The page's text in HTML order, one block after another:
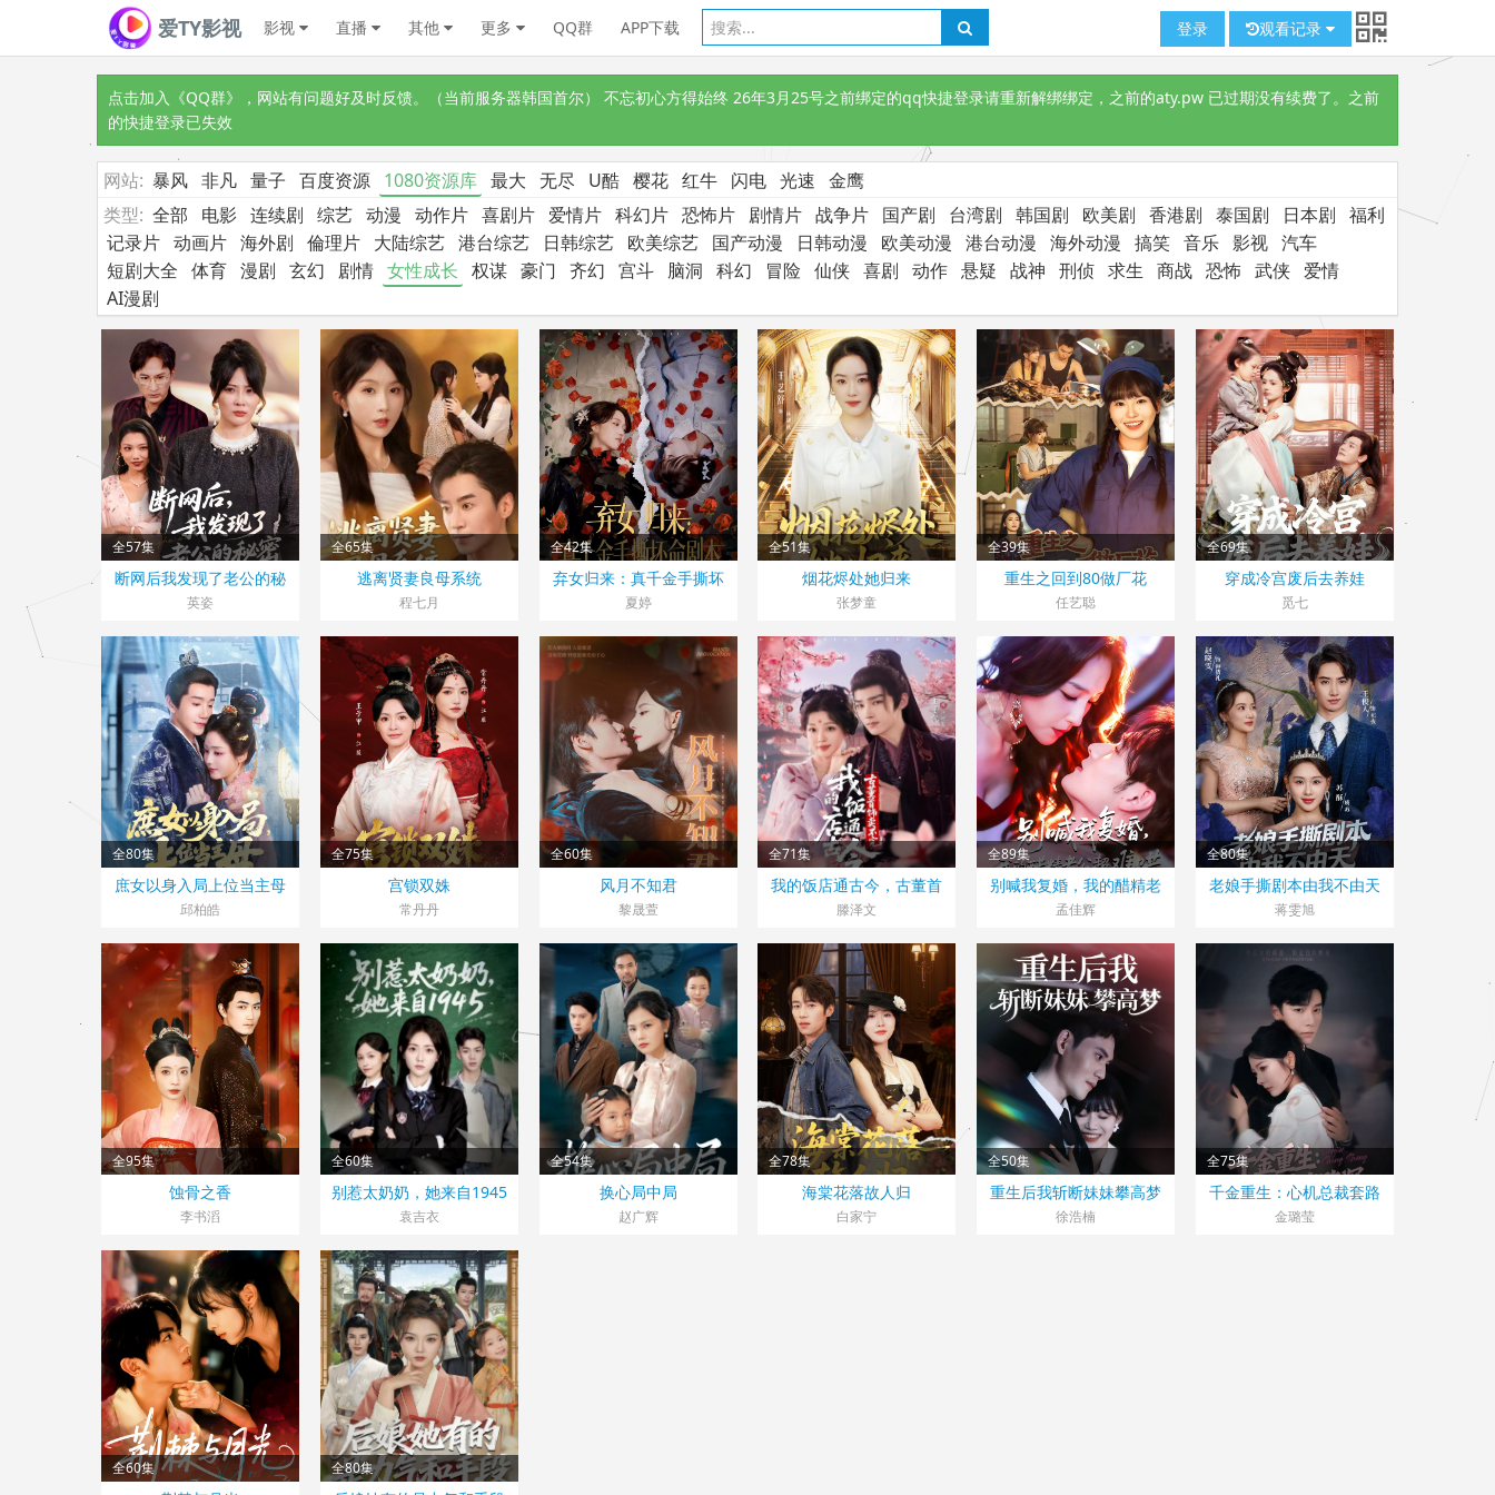
爱TY影视 影视 直播 其他 更多 QQ群 APP下载 登录 观看记录
点击加入《QQ群》
，网站有问题好及时反馈。（当前服务器韩国首尔） 不忘初心方得始终 26年3月25号之前绑定的qq快捷登录请重新解绑绑定，之前的aty.pw 已过期没有续费了。之前
的快捷登录已失效
网站: 暴风 非凡 量子 百度资源 1080资源库 最大 无尽 U酷 樱花 红牛 闪电 光速 金鹰
类型: 全部 电影 连续剧 综艺 动漫 动作片 喜剧片 爱情片 科幻片 恐怖片 剧情片 战争片 国产剧 台湾剧 韩国剧 欧美剧 香港剧 泰国剧 日本剧 福利
记录片 动画片 海外剧 倫理片 大陆综艺 港台综艺 日韩综艺 欧美综艺 国产动漫 日韩动漫 欧美动漫 港台动漫 海外动漫 搞笑 音乐 影视 汽车
短剧大全 体育 漫剧 玄幻 剧情 女性成长 权谋 豪门 齐幻 宫斗 脑洞 科幻 冒险 仙侠 喜剧 动作 悬疑 战神 刑侦 求生 商战 恐怖 武侠 爱情
AI漫剧
全57集
大陆>
断网后我发现了老公的秘
密
英姿
全65集
大陆>逃离贤妻良母系统
程七月
全42集
大陆>
弃女归来：真千金手撕坏
命剧本
夏婷
全51集
大陆>烟花烬处她归来
张梦童
全39集
大陆>
重生之回到80做厂花
任艺聪
全69集
大陆>
穿成冷宫废后去养娃
觅七
全80集
大陆>
庶女以身入局上位当主母
邱柏皓
全75集
宫锁双姝
常丹丹
全60集
风月不知君
黎晟萱
全71集
大陆>
我的饭店通古今，古董首
饰卖不完
滕泽文
全89集
大陆>
别喊我复婚，我的醋精老
公超难哄
孟佳辉
全80集
大陆>
老娘手撕剧本由我不由天
蒋雯旭
全95集
蚀骨之香
李书滔
全60集
大陆>
别惹太奶奶，她来自1945
袁吉衣
全54集
换心局中局
赵广辉
全78集
大陆>海棠花落故人归
白家宁
全50集
大陆>
重生后我斩断妹妹攀高梦
徐浩楠
全75集
大陆>
千金重生：心机总裁套路
深
金璐莹
全60集
全80集